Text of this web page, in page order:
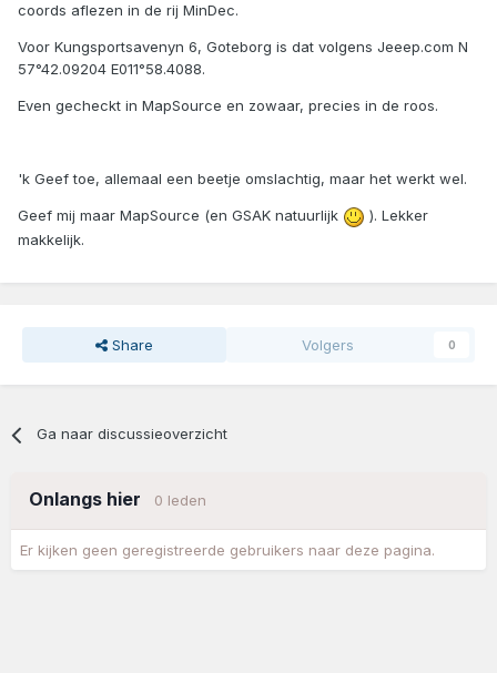
coords aflezen in de rij MinDec.
Voor Kungsportsavenyn 6, Goteborg is dat volgens Jeeep.com N
57°42.09204 E011°58.4088.
Even gecheckt in MapSource en zowaar, precies in de roos.
'k Geef toe, allemaal een beetje omslachtig, maar het werkt wel.
Geef mij maar MapSource (en GSAK natuurlijk
). Lekker
makkelijk.
Share Volgers 0
Ga naar discussieoverzicht
Onlangs hier 0 leden
Er kijken geen geregistreerde gebruikers naar deze pagina.